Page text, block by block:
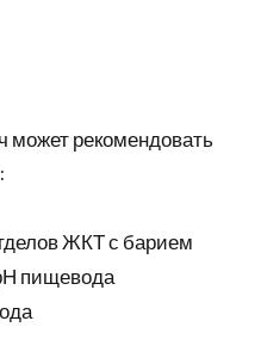
может рекомендовать
ЖКТ с барием
пищевода